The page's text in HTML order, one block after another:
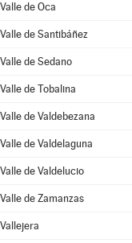
Valle de Oca
Valle de Santibáñez
Valle de Sedano
Valle de Tobalina
Valle de Valdebezana
Valle de Valdelaguna
Valle de Valdelucio
Valle de Zamanzas
Vallejera